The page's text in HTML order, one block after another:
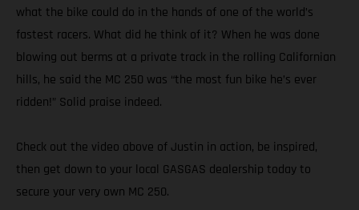
what the bike could do in the hands of one of the world’s
fastest racers. What did he think of it? When he was done
blowing out berms at a private track in the rolling Californian
hills, he said the MC 250 was “the most fun bike he’s ever
ridden!” Solid praise indeed.
Check out the video above of Justin in action, be inspired,
then get down to your local GASGAS dealership today to
secure your very own MC 250.